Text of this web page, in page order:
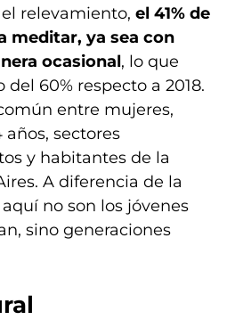
relevamiento, el 41% de
meditar, ya sea con
ocasional, lo que
60% respecto a 2018.
entre mujeres,
años, sectores
y habitantes de la
A diferencia de la
no son los jóvenes
sino generaciones